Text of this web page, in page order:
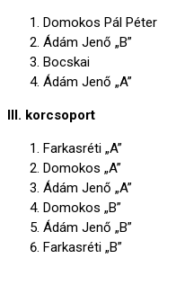
Domokos Pál Péter
Ádám Jenő „B”
Bocskai
Ádám Jenő „A”
III. korcsoport
Farkasréti „A”
Domokos „A”
Ádám Jenő „A”
Domokos „B”
Ádám Jenő „B”
Farkasréti „B”